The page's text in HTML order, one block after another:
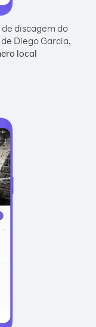
discagem do
Diego Garcia,
local